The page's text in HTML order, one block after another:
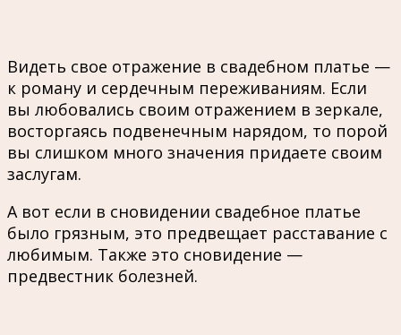
Видеть свое отражение в свадебном платье —
к роману и сердечным переживаниям. Если
вы любовались своим отражением в зеркале,
восторгаясь подвенечным нарядом, то порой
вы слишком много значения придаете своим
заслугам.
А вот если в сновидении свадебное платье
было грязным, это предвещает расставание с
любимым. Также это сновидение —
предвестник болезней.